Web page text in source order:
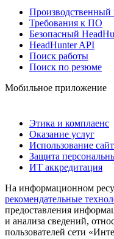
Производственный
Требования к ПО
Безопасный
HeadHunter API
Поиск работы
Поиск по резюме
Мобильное приложение
Этика и комплаенс
Оказание услуг
Использование
Защита
ИТ аккредитация
На информационном
рекомендательные
предоставления
и анализа сведений,
пользователей сети